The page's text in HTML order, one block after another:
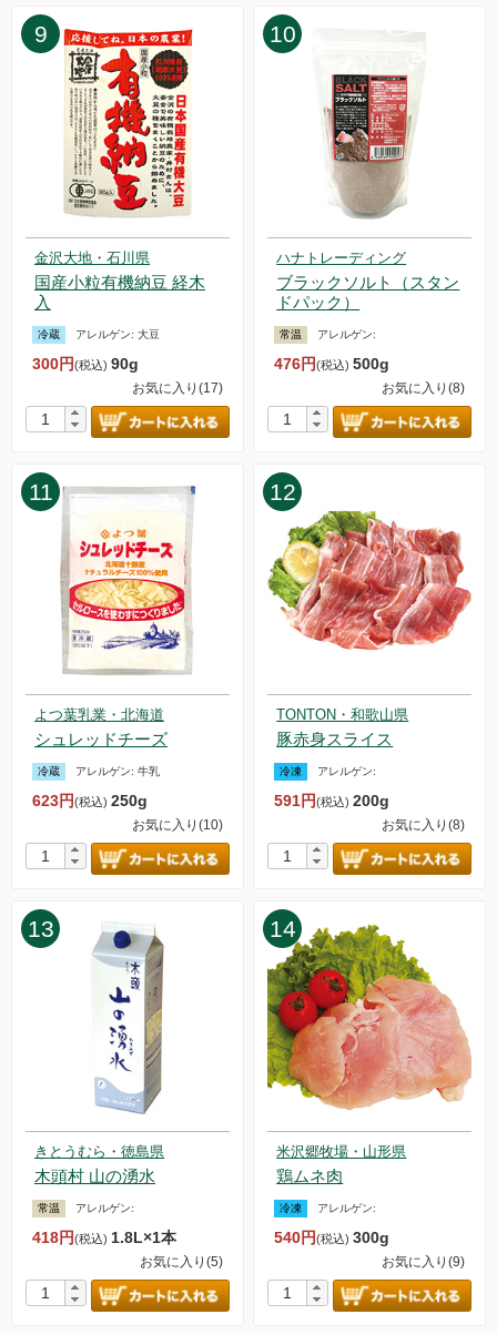
2024.10.5【毎週土曜日更新！】品ものアイテムを更新しまし
た。
2024.9.28【毎週土曜日更新！】品ものアイテムを更新しまし
2024.9.21【毎週土曜日更新！】品ものアイテムを更新しまし
2024.9.14【毎週土曜日更新！】品ものアイテムを更新しまし
2024.9.7【毎週土曜日更新！】品ものアイテムを更新しまし
た。
2024.8.31【毎週土曜日更新！】品ものアイテムを更新しまし
た。
2024.8.26 台風10号の影響によるお届け遅延の可能性について
2024.8.24【毎週土曜日更新！】品ものアイテムを更新しまし
た。
2024.8.17【毎週土曜日更新！】品ものアイテムを更新しまし
た。
2024.8.10【毎週土曜日更新！】品ものアイテムを更新しまし
2024.8.3 白鷹農産加工研究会「固い木綿豆腐」について
2024.8.3【毎週土曜日更新！】品ものアイテムを更新しまし
2024.7.27【毎週土曜日更新！】品ものアイテムを更新しまし
た。
2024.7.20【毎週土曜日更新！】品ものアイテムを更新しまし
た。
2024.7.13【毎週土曜日更新！】品ものアイテムを更新しまし
2024.7.6【毎週土曜日更新！】品ものアイテムを更新しまし
た。
2024.6.29【毎週土曜日更新！】品ものアイテムを更新しまし
た。
2024.6.22【毎週土曜日更新！】品ものアイテムを更新しまし
2024.6.15【毎週土曜日更新！】品ものアイテムを更新しまし
た。
た。
2024.6.1【毎週土曜日更新！】品ものアイテムを更新しまし
2024.5.25【毎週土曜日更新！】品ものアイテムを更新しまし
2024.5.18【毎週土曜日更新！】品ものアイテムを更新しまし
2024.5.17【重要なお知らせ】アイスキャンデー＆アイスクリ
ームセットの価格改定について
2024.5.11【毎週土曜日更新！】品ものアイテムを更新しまし
た。
2024.5.4【毎週土曜日更新！】品ものアイテムを更新しまし
た。
2024.4.27【毎週土曜日更新！】品ものアイテムを更新しまし
2024.4.20【毎週土曜日更新！】品ものアイテムを更新しまし
た。
9
金沢大地・石川県
国産小粒有機納豆 経木
入
冷蔵 アレルゲン: 大豆
300円(税込) 90g
お気に入り(17)
10
ハナトレーディング
ブラックソルト（スタン
ドパック）
常温 アレルゲン:
476円(税込)500g
お気に入り(8)
11
よつ葉乳業・北海道
シュレッドチーズ
冷蔵 アレルゲン: 牛乳
623円(税込) 250g
お気に入り(10)
12
TONTON・和歌山県
豚赤身スライス
冷凍 アレルゲン:
591円(税込)200g
お気に入り(8)
13
きとうむら・徳島県
木頭村 山の湧水
常温 アレルゲン:
418円(税込) 1.8L×1本
お気に入り(5)
14
米沢郷牧場・山形県
鶏ムネ肉
冷凍 アレルゲン:
540円(税込)300g
お気に入り(9)